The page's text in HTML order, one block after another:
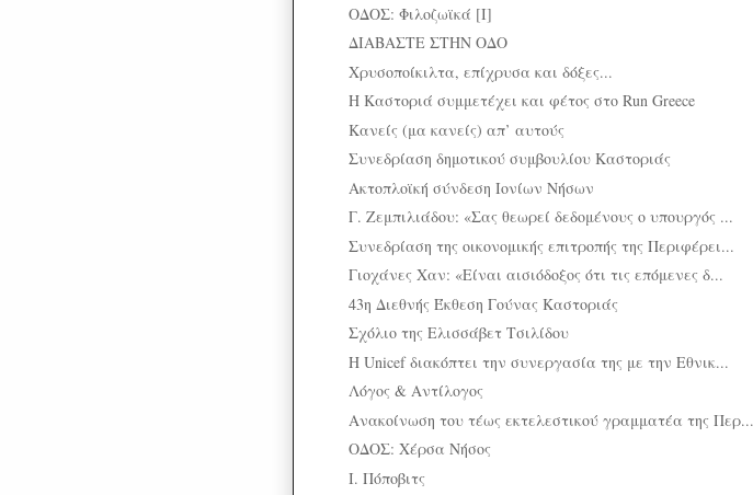
ΟΔΟΣ: Φιλοζωϊκά [Ι]
ΔΙΑΒΑΣΤΕ ΣΤΗΝ ΟΔΟ
Χρυσοποίκιλτα, επίχρυσα και δόξες...
H Καστοριά συμμετέχει και φέτος στο Run Greece
Κανείς (μα κανείς) απ’ αυτούς
Συνεδρίαση δημοτικού συμβουλίου Καστοριάς
Ακτοπλοϊκή σύνδεση Ιονίων Νήσων
Γ. Ζεμπιλιάδου: «Σας θεωρεί δεδομένους ο υπουργός ...
Συνεδρίαση της οικονομικής επιτροπής της Περιφέρει...
Γιοχάνες Χαν: «Είναι αισιόδοξος ότι τις επόμενες δ...
43η Διεθνής Έκθεση Γούνας Καστοριάς
Σχόλιο της Ελισσάβετ Τσιλίδου
Η Unicef διακόπτει την συνεργασία της με την Εθνικ...
Λόγος & Αντίλογος
Ανακοίνωση του τέως εκτελεστικού γραμματέα της Περ...
ΟΔΟΣ: Χέρσα Νήσος
Ι. Πόποβιτς